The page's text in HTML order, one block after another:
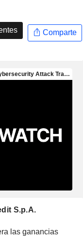
Comparte
S.p.A.
las ganancias